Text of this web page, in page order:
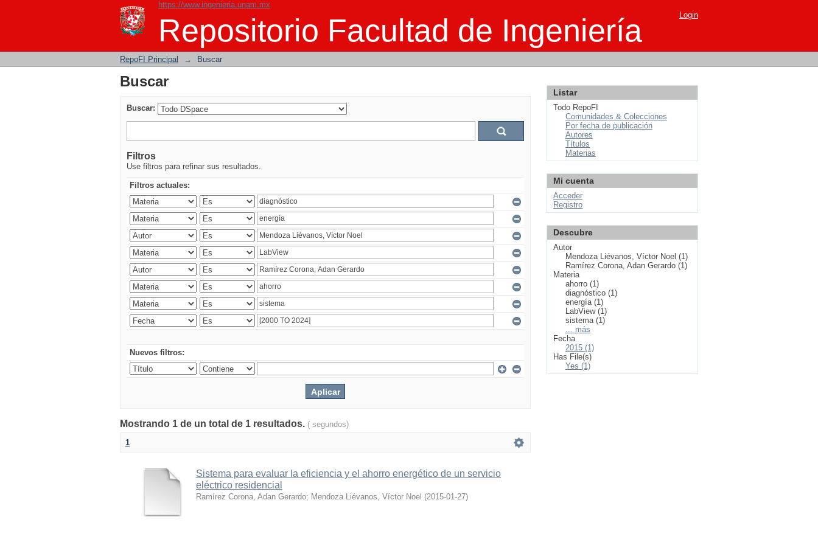
https://www.ingenieria.unam.mx
Repositorio Facultad de Ingeniería
Buscar Login
RepoFI Principal → Buscar
Buscar
Buscar:
Filtros
Use filtros para refinar sus resultados.
Filtros actuales:
Nuevos filtros:
Mostrando 1 de un total de 1 resultados. ( segundos)
1
Sistema para evaluar la eficiencia y el ahorro energético de un servicio
eléctrico residencial
Ramírez Corona, Adan Gerardo; Mendoza Liévanos, Víctor Noel (2015-01-27)
Listar
Todo RepoFI
Comunidades & Colecciones
Por fecha de publicación
Autores
Títulos
Materias
Mi cuenta
Acceder
Registro
Descubre
Autor
Mendoza Liévanos, Víctor Noel (1)
Ramírez Corona, Adan Gerardo (1)
Materia
ahorro (1)
diagnóstico (1)
energía (1)
LabView (1)
sistema (1)
... más
Fecha
2015 (1)
Has File(s)
Yes (1)